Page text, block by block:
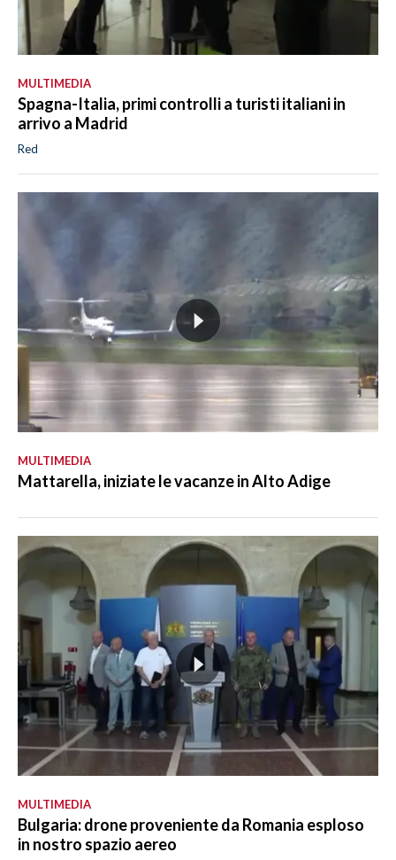
MULTIMEDIA
Spagna-Italia, primi controlli a turisti italiani in
arrivo a Madrid
Red
MULTIMEDIA
Mattarella, iniziate le vacanze in Alto Adige
MULTIMEDIA
Bulgaria: drone proveniente da Romania esploso
in nostro spazio aereo